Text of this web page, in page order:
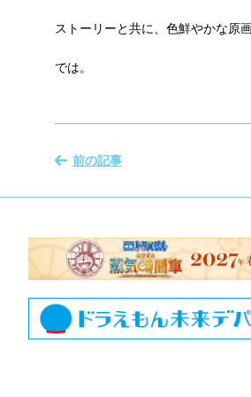
ストーリーと共に、色鮮やかな原
では。
前の記事